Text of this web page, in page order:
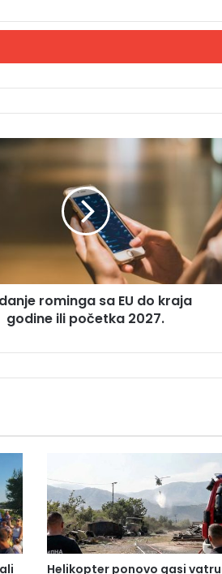
rominga sa EU do kraja
godine ili početka 2027.
Helikopter ponovo gasi vatru